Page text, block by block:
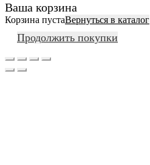
Ваша корзина
Корзина пустаВернуться в каталог
Продолжить покупки